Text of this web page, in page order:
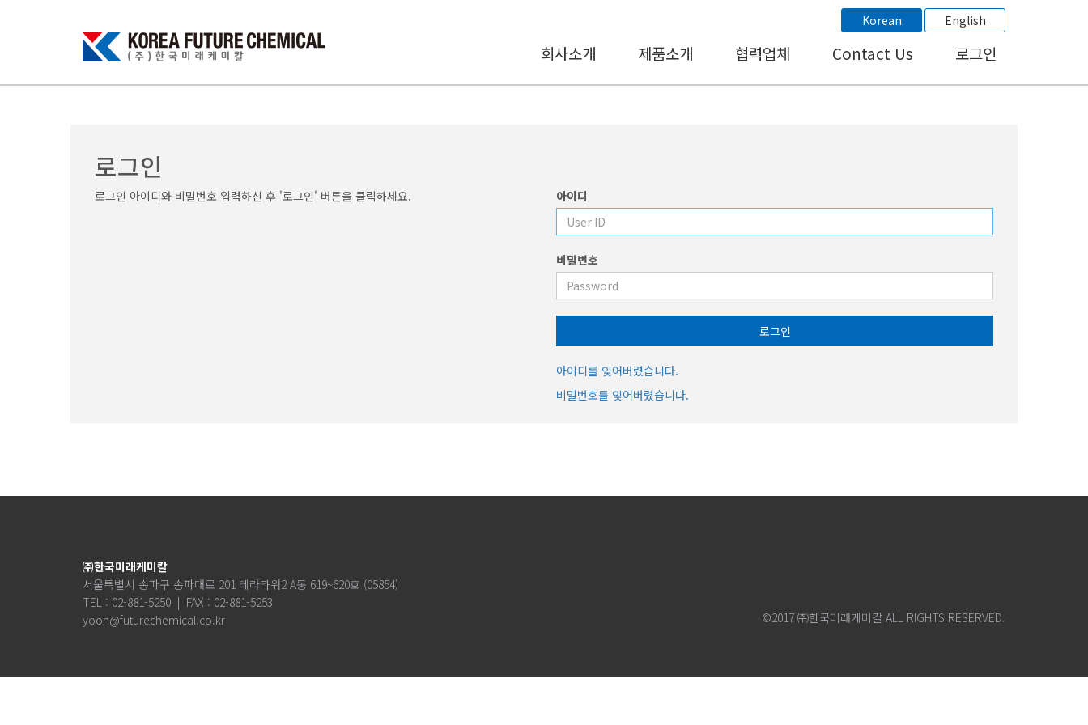
Korean English
회사소개 제품소개 협력업체 Contact Us 로그인
로그인
로그인 아이디와 비밀번호 입력하신 후 '로그인' 버튼을 클릭하세요. 아이디
비밀번호
로그인
아이디를 잊어버렸습니다.
비밀번호를 잊어버렸습니다.
㈜한국미래케미칼
서울특별시 송파구 송파대로 201 테라타워2 A동 619~620호 (05854)
TEL : 02-881-5250 | FAX : 02-881-5253
yoon@futurechemical.co.kr
©2017 ㈜한국미래케미칼 ALL RIGHTS RESERVED.